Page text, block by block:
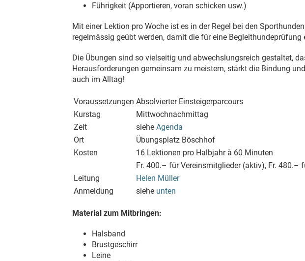
Führigkeit (Apportieren, voran schicken usw.)
Mit einer Lektion pro Woche ist es in der Regel bei den
regelmässig geübt werden, damit die für eine
Die Übungen sind so vielseitig und abwechslungsreich gestaltet,
Herausforderungen gemeinsam zu meistern, stärkt die Bindung
auch im Alltag!
Voraussetzungen Absolvierter Einsteigerparcours
Kurstag
Mittwochnachmittag
Zeit
siehe Agenda
Ort
Übungsplatz Böschhof
Kosten
16 Lektionen pro Halbjahr à 60 Minuten
Fr. 400.– für Vereinsmitglieder (aktiv), Fr. 480.–
Leitung
Helen Müller
Anmeldung
siehe unten
Material zum Mitbringen:
Halsband
Brustgeschirr
Leine